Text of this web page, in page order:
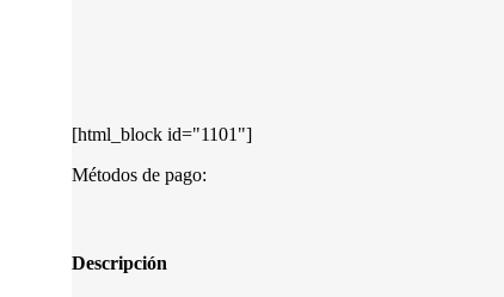
[html_block id="1101"]
Métodos de pago:
Descripción